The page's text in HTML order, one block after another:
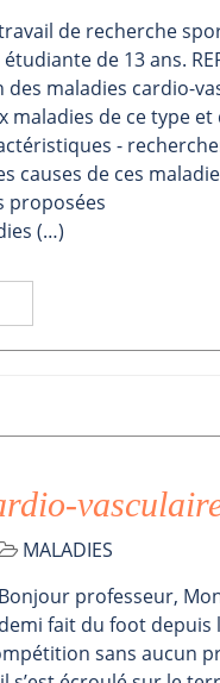
de recherche
de 13 ans.
des maladies cardio-
maladies de ce type
-
causes de ces
proposées
(…)
MALADIES
Bonjour professeur,
fait du foot depuis
sans aucun